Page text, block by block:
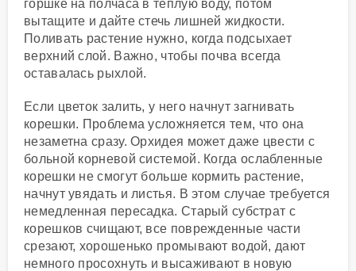
горшке на полчаса в теплую воду, потом
вытащите и дайте стечь лишней жидкости.
Поливать растение нужно, когда подсыхает
верхний слой. Важно, чтобы почва всегда
оставалась рыхлой.
Если цветок залить, у него начнут загнивать
корешки. Проблема усложняется тем, что она
незаметна сразу. Орхидея может даже цвести с
больной корневой системой. Когда ослабленные
корешки не смогут больше кормить растение,
начнут увядать и листья. В этом случае требуется
немедленная пересадка. Старый субстрат с
корешков счищают, все поврежденные части
срезают, хорошенько промывают водой, дают
немного просохнуть и высаживают в новую